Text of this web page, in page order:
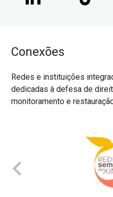
Conexões
Redes e instituições
dedicadas à defesa de
monitoramento e
chevron_left